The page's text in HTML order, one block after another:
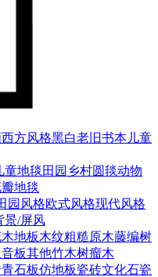
西方风格黑白老旧书本 儿童
童地毯 田园乡村圆毯动物
地毯
园风格欧式风格现代风格
景/屏风
地板木纹粗糙原木藤编树
板其他竹木树瘤木
青石板仿地板瓷砖文化石瓷